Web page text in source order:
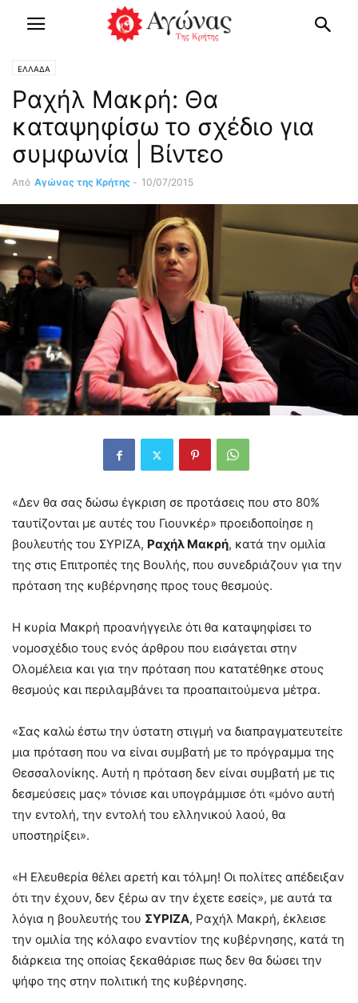
ΕΛΛΑΔΑ
Ραχήλ Μακρή: Θα
καταψηφίσω το σχέδιο για
συμφωνία | Βίντεο
Από Αγώνας της Κρήτης - 10/07/2015
«Δεν θα σας δώσω έγκριση σε προτάσεις που στο 80%
ταυτίζονται με αυτές του Γιουνκέρ» προειδοποίησε η
βουλευτής του ΣΥΡΙΖΑ, Ραχήλ Μακρή, κατά την ομιλία
της στις Επιτροπές της Βουλής, που συνεδριάζουν για την
πρόταση της κυβέρνησης προς τους θεσμούς.
Η κυρία Μακρή προανήγγειλε ότι θα καταψηφίσει το
νομοσχέδιο τους ενός άρθρου που εισάγεται στην
Ολομέλεια και για την πρόταση που κατατέθηκε στους
θεσμούς και περιλαμβάνει τα προαπαιτούμενα μέτρα.
«Σας καλώ έστω την ύστατη στιγμή να διαπραγματευτείτε
μια πρόταση που να είναι συμβατή με το πρόγραμμα της
Θεσσαλονίκης. Αυτή η πρόταση δεν είναι συμβατή με τις
δεσμεύσεις μας» τόνισε και υπογράμμισε ότι «μόνο αυτή
την εντολή, την εντολή του ελληνικού λαού, θα
υποστηρίξει».
«Η Ελευθερία θέλει αρετή και τόλμη! Οι πολίτες απέδειξαν
ότι την έχουν, δεν ξέρω αν την έχετε εσείς», με αυτά τα
λόγια η βουλευτής του ΣΥΡΙΖΑ, Ραχήλ Μακρή, έκλεισε
την ομιλία της κόλαφο εναντίον της κυβέρνησης, κατά τη
διάρκεια της οποίας ξεκαθάρισε πως δεν θα δώσει την
ψήφο της στην πολιτική της κυβέρνησης.